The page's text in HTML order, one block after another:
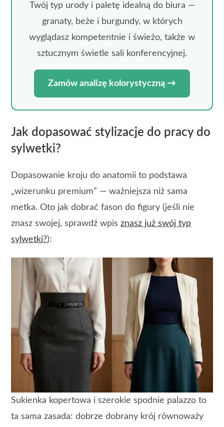
Twój typ urody i paletę idealną do biura —
granaty, beże i burgundy, w których
wyglądasz kompetentnie i świeżo, także w
sztucznym świetle sali konferencyjnej.
Zamów analizę kolorystyczną →
Jak dopasować stylizacje do pracy do
sylwetki?
Dopasowanie kroju do anatomii to podstawa
„wizerunku premium” — ważniejsza niż sama
metka. Oto jak dobrać fason do figury (jeśli nie
znasz swojej, sprawdź wpisznasz już swój typ
sylwetki?):
Sukienka kopertowa i szerokie spodnie palazzo to
ta sama zasada: dobrze dobrany krój równoważy